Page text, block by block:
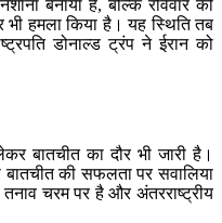
बनाया है, बल्कि रविवार को
भी हमला किया है। यह स्थिति तब
डोनाल्ड ट्रंप ने ईरान को
बातचीत का दौर भी जारी है।
की सफलता पर सवालिया
चरम पर है और अंतरराष्ट्रीय